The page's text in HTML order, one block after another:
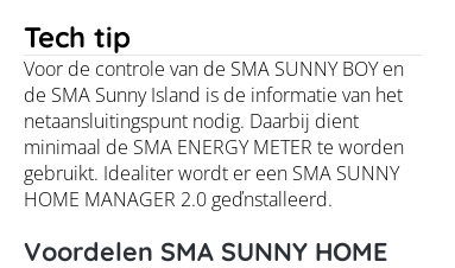
Tech tip
Voor de controle van de SMA SUNNY BOY en
de SMA Sunny Island is de informatie van het
netaansluitingspunt nodig. Daarbij dient
minimaal de SMA ENERGY METER te worden
gebruikt. Idealiter wordt er een SMA SUNNY
HOME MANAGER 2.0 geďnstalleerd.
Voordelen SMA SUNNY HOME